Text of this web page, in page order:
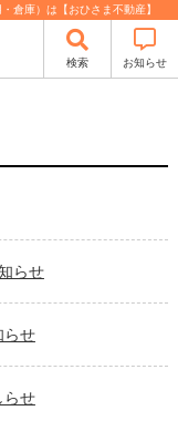
倉庫）は【おひさま不動産】
検索 お知らせ
らせ
せ
せ